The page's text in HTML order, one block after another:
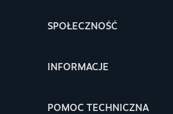
SPOŁECZNOŚĆ
INFORMACJE
POMOC TECHNICZNA